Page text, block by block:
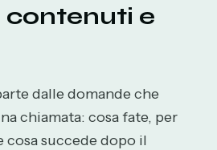
e
dalle domande che
chiamata: cosa fate, per
cosa succede dopo il